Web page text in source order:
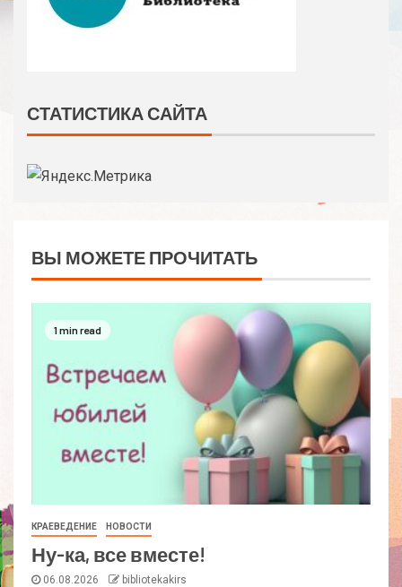
СТАТИСТИКА САЙТА
ВЫ МОЖЕТЕ ПРОЧИТАТЬ
1 min read
КРАЕВЕДЕНИЕ НОВОСТИ
Ну-ка, все вместе!
06.08.2026 bibliotekakirs